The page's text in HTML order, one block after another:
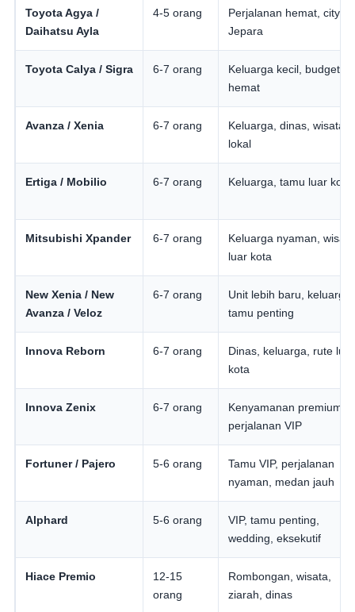
Toyota Agya /
Daihatsu Ayla
4-5 orang
Perjalanan hemat, city
Jepara
Toyota Calya / Sigra 6-7 orang
Keluarga kecil, budget
hemat
Avanza / Xenia 6-7 orang
Keluarga, dinas, wisata
lokal
Ertiga / Mobilio 6-7 orang Keluarga, tamu luar kota
Mitsubishi Xpander 6-7 orang
Keluarga nyaman,
luar kota
New Xenia / New
Avanza / Veloz
6-7 orang
Unit lebih baru, keluarga,
tamu penting
Innova Reborn 6-7 orang
Dinas, keluarga, rute luar
kota
Innova Zenix 6-7 orang
Kenyamanan premium,
perjalanan VIP
Fortuner / Pajero 5-6 orang
Tamu VIP, perjalanan
nyaman, medan jauh
Alphard 5-6 orang
VIP, tamu penting,
wedding, eksekutif
Hiace Premio
12-15
orang
Rombongan, wisata,
ziarah, dinas